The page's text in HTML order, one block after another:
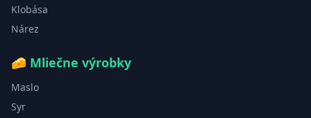
Klobása
Nárez
🧀 Mliečne výrobky
Maslo
Syr